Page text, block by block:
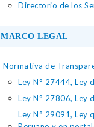
Directorio de los
MARCO LEGAL
Normativa de
Ley N° 27444, Ley
Ley N° 27806, Ley
Ley N° 29091, Ley